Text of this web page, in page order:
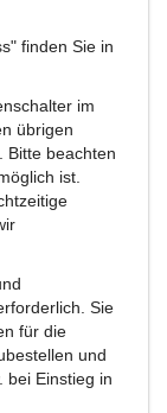
finden Sie in
im
übrigen
Bitte beachten
ist.
Sie
für die
und
bei Einstieg in